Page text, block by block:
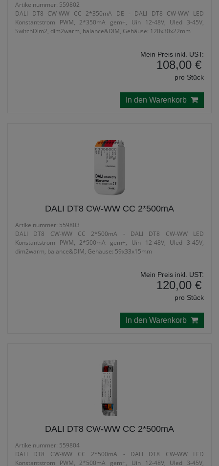
Artikelnummer: 559802
DALI DT8 CW-WW CC 2*350mA DE - DALI DT8 CW-WW LED
Konstantstrom PWM, 2*350mA gem+, Uin 12-48V, Uled 3-45V,
SwitchDim2, dim2warm, balance&DIM, Gehäuse: 120x30x22mm
Mein Preis inkl. UST:
108,00 €
pro Stück
In den Warenkorb
DALI DT8 CW-WW CC 2*500mA
Artikelnummer: 559803
DALI DT8 CW-WW CC 2*500mA - DALI DT8 CW-WW LED
Konstantstrom PWM, 2*500mA gem+, Uin 12-48V, Uled 3-45V,
dim2warm, balance&DIM, Gehäuse: 59x33x15mm
Mein Preis inkl. UST:
120,00 €
pro Stück
In den Warenkorb
DALI DT8 CW-WW CC 2*500mA
Artikelnummer: 559804
DALI DT8 CW-WW CC 2*500mA - DALI DT8 CW-WW LED
Konstantstrom PWM, 2*500mA gem+, Uin 12-48V, Uled 3-45V,